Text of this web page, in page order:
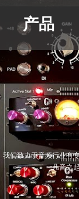
产品
我们致力于音频行业有
凡音之